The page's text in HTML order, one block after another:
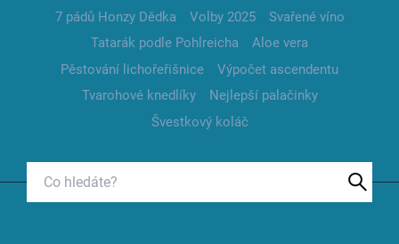
7 pádů Honzy Dědka
Volby 2025
Svařené víno
Tatarák podle Pohlreicha
Aloe vera
Pěstování lichořeřišnice
Výpočet ascendentu
Tvarohové knedlíky
Nejlepší palačinky
Švestkový koláč